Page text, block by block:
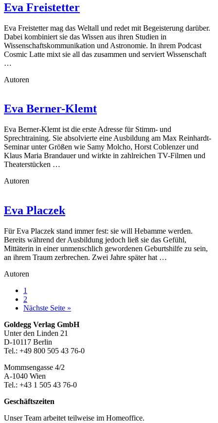
Eva Freistetter
Eva Freistetter mag das Weltall und redet mit Begeisterung darüber.
Dabei kombiniert sie das Wissen aus ihren Studien in
Wissenschaftskommunikation und Astronomie. In ihrem Podcast
Cosmic Latte mixt sie all das zusammen und serviert Wissenschaft
…
Autoren
Eva Berner-Klemt
Eva Berner-Klemt ist die erste Adresse für Stimm- und
Sprechtraining. Sie absolvierte eine Ausbildung am Max Reinhardt-
Seminar unter Größen wie Samy Molcho, Horst Coblenzer und
Klaus Maria Brandauer und wirkte in zahlreichen TV-Filmen und
Theaterstücken …
Autoren
Eva Placzek
Für Eva Placzek stand immer fest: sie will Hebamme werden.
Bereits während der Ausbildung jedoch ließ sie das Gefühl,
Mittäterin in einer unmenschlich gewordenen Geburtshilfe zu sein,
an ihrem Traum zerbrechen. Zwei Jahre später hat …
Autoren
Seite
1
Seite
2
Nächste Seite aufrufen
»
Footer-
Section
Goldegg Verlag GmbH
Unter den Linden 21
D-10117 Berlin
Tel.: +49 800 505 43 76-0
Mommsengasse 4/2
A-1040 Wien
Tel.: +43 1 505 43 76-0
Geschäftszeiten
Unser Team arbeitet teilweise im Homeoffice.